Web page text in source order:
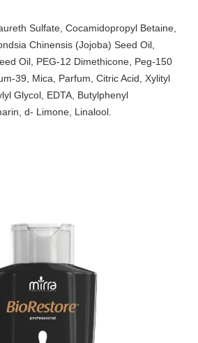
Sulfate, Cocamidopropyl Betaine,
Chinensis (Jojoba) Seed Oil,
Oil, PEG-12 Dimethicone, Peg-150
39, Mica, Parfum, Citric Acid, Xylityl
Glycol, EDTA, Butylphenyl
d- Limone, Linalool.